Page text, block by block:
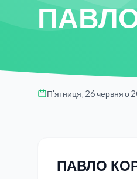
П'ятниця, 26 червня о
ПАВЛО